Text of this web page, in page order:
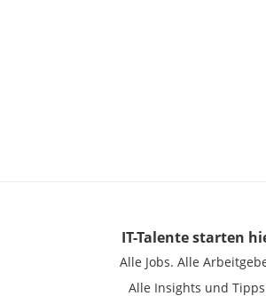
IT-Talentestarten
Alle Jobs. Alle
Alle Insights und